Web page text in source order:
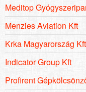
Meditop
Menzies Aviation Kft
Krka Magyarország Kft
Indicator Group Kft
Profirent